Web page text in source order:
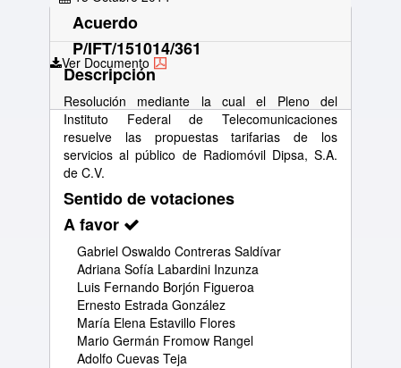
Ver Documento
Acuerdo
P/IFT/151014/361
Descripción
Resolución mediante la cual el Pleno del
Instituto Federal de Telecomunicaciones
resuelve las propuestas tarifarias de los
servicios al público de Radiomóvil Dipsa, S.A.
de C.V.
Sentido de votaciones
A favor
Gabriel Oswaldo Contreras Saldívar
Adriana Sofía Labardini Inzunza
Luis Fernando Borjón Figueroa
Ernesto Estrada González
María Elena Estavillo Flores
Mario Germán Fromow Rangel
Adolfo Cuevas Teja